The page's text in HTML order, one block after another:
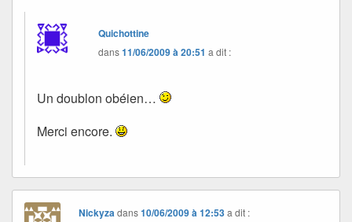
Quichottine
dans11/06/2009 à 20:51 a dit :
Un doublon obéien…
Merci encore.
Nickyzadans10/06/2009 à 12:53 a dit :